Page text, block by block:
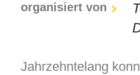
organisiert von
Jahrzehntelang